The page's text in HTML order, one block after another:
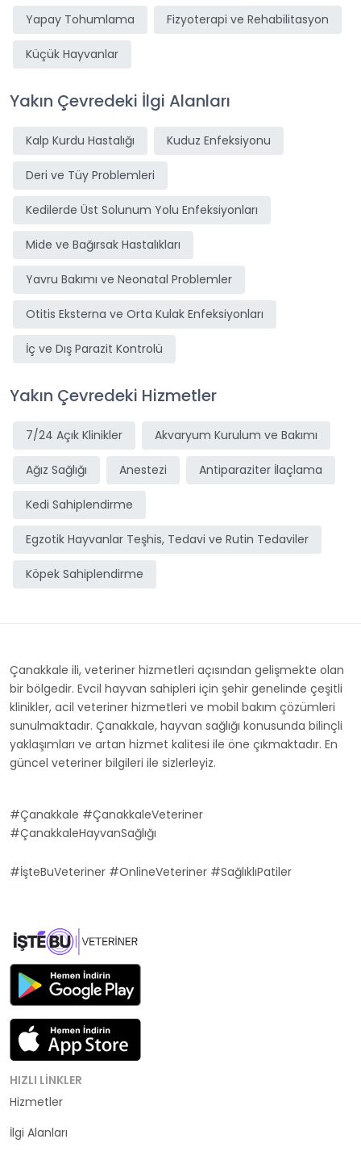
Yapay Tohumlama Fizyoterapi ve Rehabilitasyon
Küçük Hayvanlar
Yakın Çevredeki İlgi Alanları
Kalp Kurdu Hastalığı Kuduz Enfeksiyonu
Deri ve Tüy Problemleri
Kedilerde Üst Solunum Yolu Enfeksiyonları
Mide ve Bağırsak Hastalıkları
Yavru Bakımı ve Neonatal Problemler
Otitis Eksterna ve Orta Kulak Enfeksiyonları
İç ve Dış Parazit Kontrolü
Yakın Çevredeki Hizmetler
7/24 Açık Klinikler Akvaryum Kurulum ve Bakımı
Ağız Sağlığı Anestezi Antiparaziter İlaçlama
Kedi Sahiplendirme
Egzotik Hayvanlar Teşhis, Tedavi ve Rutin Tedaviler
Köpek Sahiplendirme
Çanakkale ili, veteriner hizmetleri açısından gelişmekte olan
bir bölgedir. Evcil hayvan sahipleri için şehir genelinde çeşitli
klinikler, acil veteriner hizmetleri ve mobil bakım çözümleri
sunulmaktadır. Çanakkale, hayvan sağlığı konusunda bilinçli
yaklaşımları ve artan hizmet kalitesi ile öne çıkmaktadır. En
güncel veteriner bilgileri ile sizlerleyiz.
#Çanakkale #ÇanakkaleVeteriner
#ÇanakkaleHayvanSağlığı
#İşteBuVeteriner #OnlineVeteriner #SağlıklıPatiler
HIZLI LINKLER
Hizmetler
İlgi Alanları